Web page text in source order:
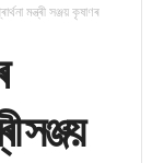
মন্ত্ৰী সঞ্জয় কৃষাণৰ
সঞ্জয়